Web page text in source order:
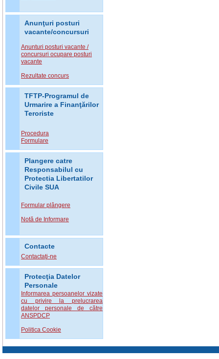
Anunţuri posturi
vacante/concursuri
Anunturi posturi vacante /
concursuri ocupare posturi
vacante
Rezultate concurs
TFTP-Programul de
Urmarire a Finanţărilor
Teroriste
Procedura
Formulare
Plangere catre
Responsabilul cu
Protectia Libertatilor
Civile SUA
Formular plângere
Notă de Informare
Contacte
Contactaţi-ne
Protecţia Datelor
Personale
Informarea persoanelor vizate
cu privire la prelucrarea
datelor personale de către
ANSPDCP
Politica Cookie